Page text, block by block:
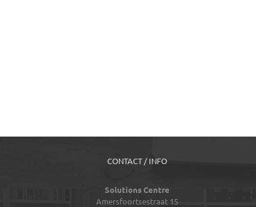
CONTACT / INFO
Solutions Centre
Amersfoortsestraat 15